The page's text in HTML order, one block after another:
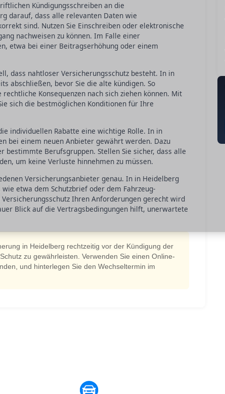
Kündigungsschreiben an die
darauf, dass alle relevanten Daten wie
sind. Nutzen Sie Einschreiben oder elektronische
nachweisen zu können. Im Falle einer
etwa bei einer Beitragserhöhung oder einem
dass nahtloser Versicherungsschutz besteht. In in
abschließen, bevor Sie die alte kündigen. So
Konsequenzen nach sich ziehen können. Mit
sich die bestmöglichen Konditionen für Ihre
individuellen Rabatte eine wichtige Rolle. In in
bei einem neuen Anbieter gewährt werden. Dazu
bestimmte Berufsgruppen. Stellen Sie sicher, dass alle
um keine Verluste hinnehmen zu müssen.
Versicherungsanbieter genau. In in Heidelberg
etwa dem Schutzbrief oder dem Fahrzeug-
Ihren Anforderungen gerecht wird
Blick auf die Vertragsbedingungen hilft, unerwartete
in Heidelberg rechtzeitig vor der Kündigung der
zu gewährleisten. Verwenden Sie einen Online-
und hinterlegen Sie den Wechseltermin im